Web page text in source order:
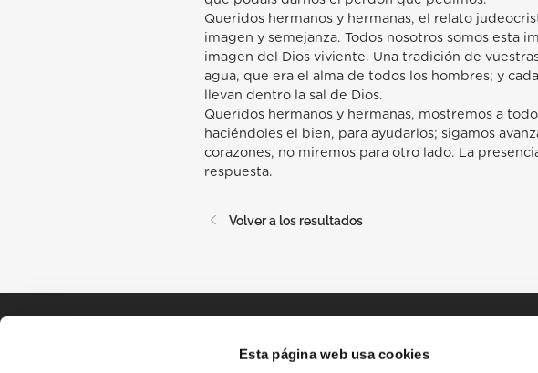
Esta página web usa cookies
Queridos hermanos y hermanas, el relato
imagen y semejanza. Todos nosotros somos esta
imagen del Dios viviente. Una tradición de
agua, que era el alma de todos los hombres; y
llevan dentro la sal de Dios.
Queridos hermanos y hermanas, mostremos a
haciéndoles el bien, para ayudarlos; sigamos
corazones, no miremos para otro lado. La
respuesta.
Volver a los resultados